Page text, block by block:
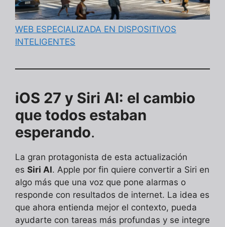
WEB ESPECIALIZADA EN DISPOSITIVOS
INTELIGENTES
iOS 27 y Siri AI: el cambio
que todos estaban
esperando.
La gran protagonista de esta actualización
es Siri AI. Apple por fin quiere convertir a Siri en
algo más que una voz que pone alarmas o
responde con resultados de internet. La idea es
que ahora entienda mejor el contexto, pueda
ayudarte con tareas más profundas y se integre